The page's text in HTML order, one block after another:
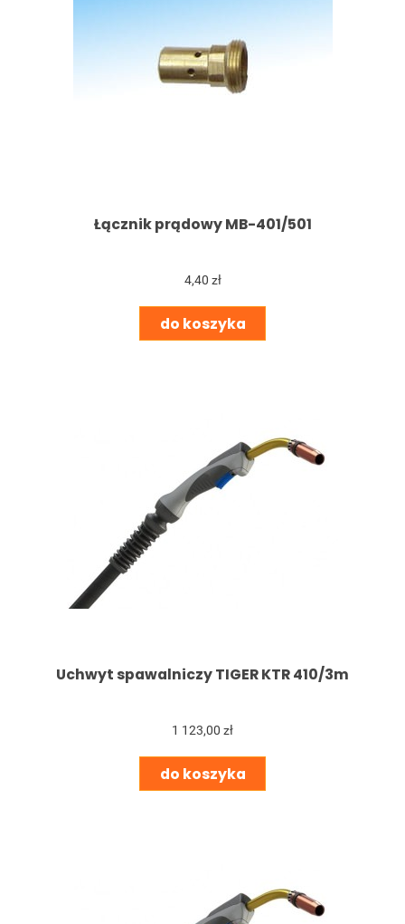
Łącznik prądowy MB-401/501
4,40 zł
do koszyka
Uchwyt spawalniczy TIGER KTR 410/3m
1 123,00 zł
do koszyka